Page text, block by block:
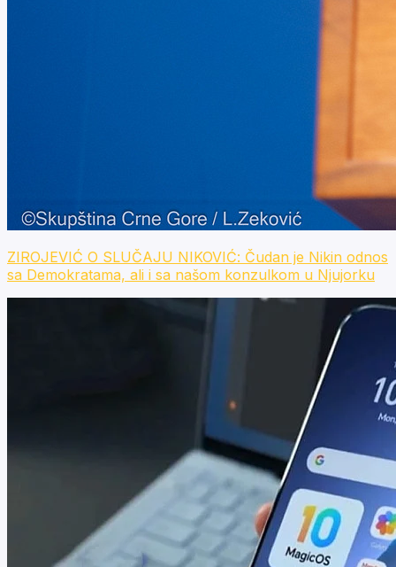
ZIROJEVIĆ O SLUČAJU NIKOVIĆ: Čudan je Nikin odnos
sa Demokratama, ali i sa našom konzulkom u Njujorku